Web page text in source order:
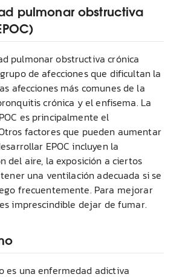
pulmonar obstructiva
pulmonar obstructiva crónica
grupo de afecciones que dificultan la
afecciones más comunes de la
crónica y el enfisema. La
es principalmente el
factores que pueden aumentar
EPOC incluyen la
del aire, la exposición a ciertos
una ventilación adecuada si se
frecuentemente. Para mejorar
imprescindible dejar de fumar.
es una enfermedad adictiva